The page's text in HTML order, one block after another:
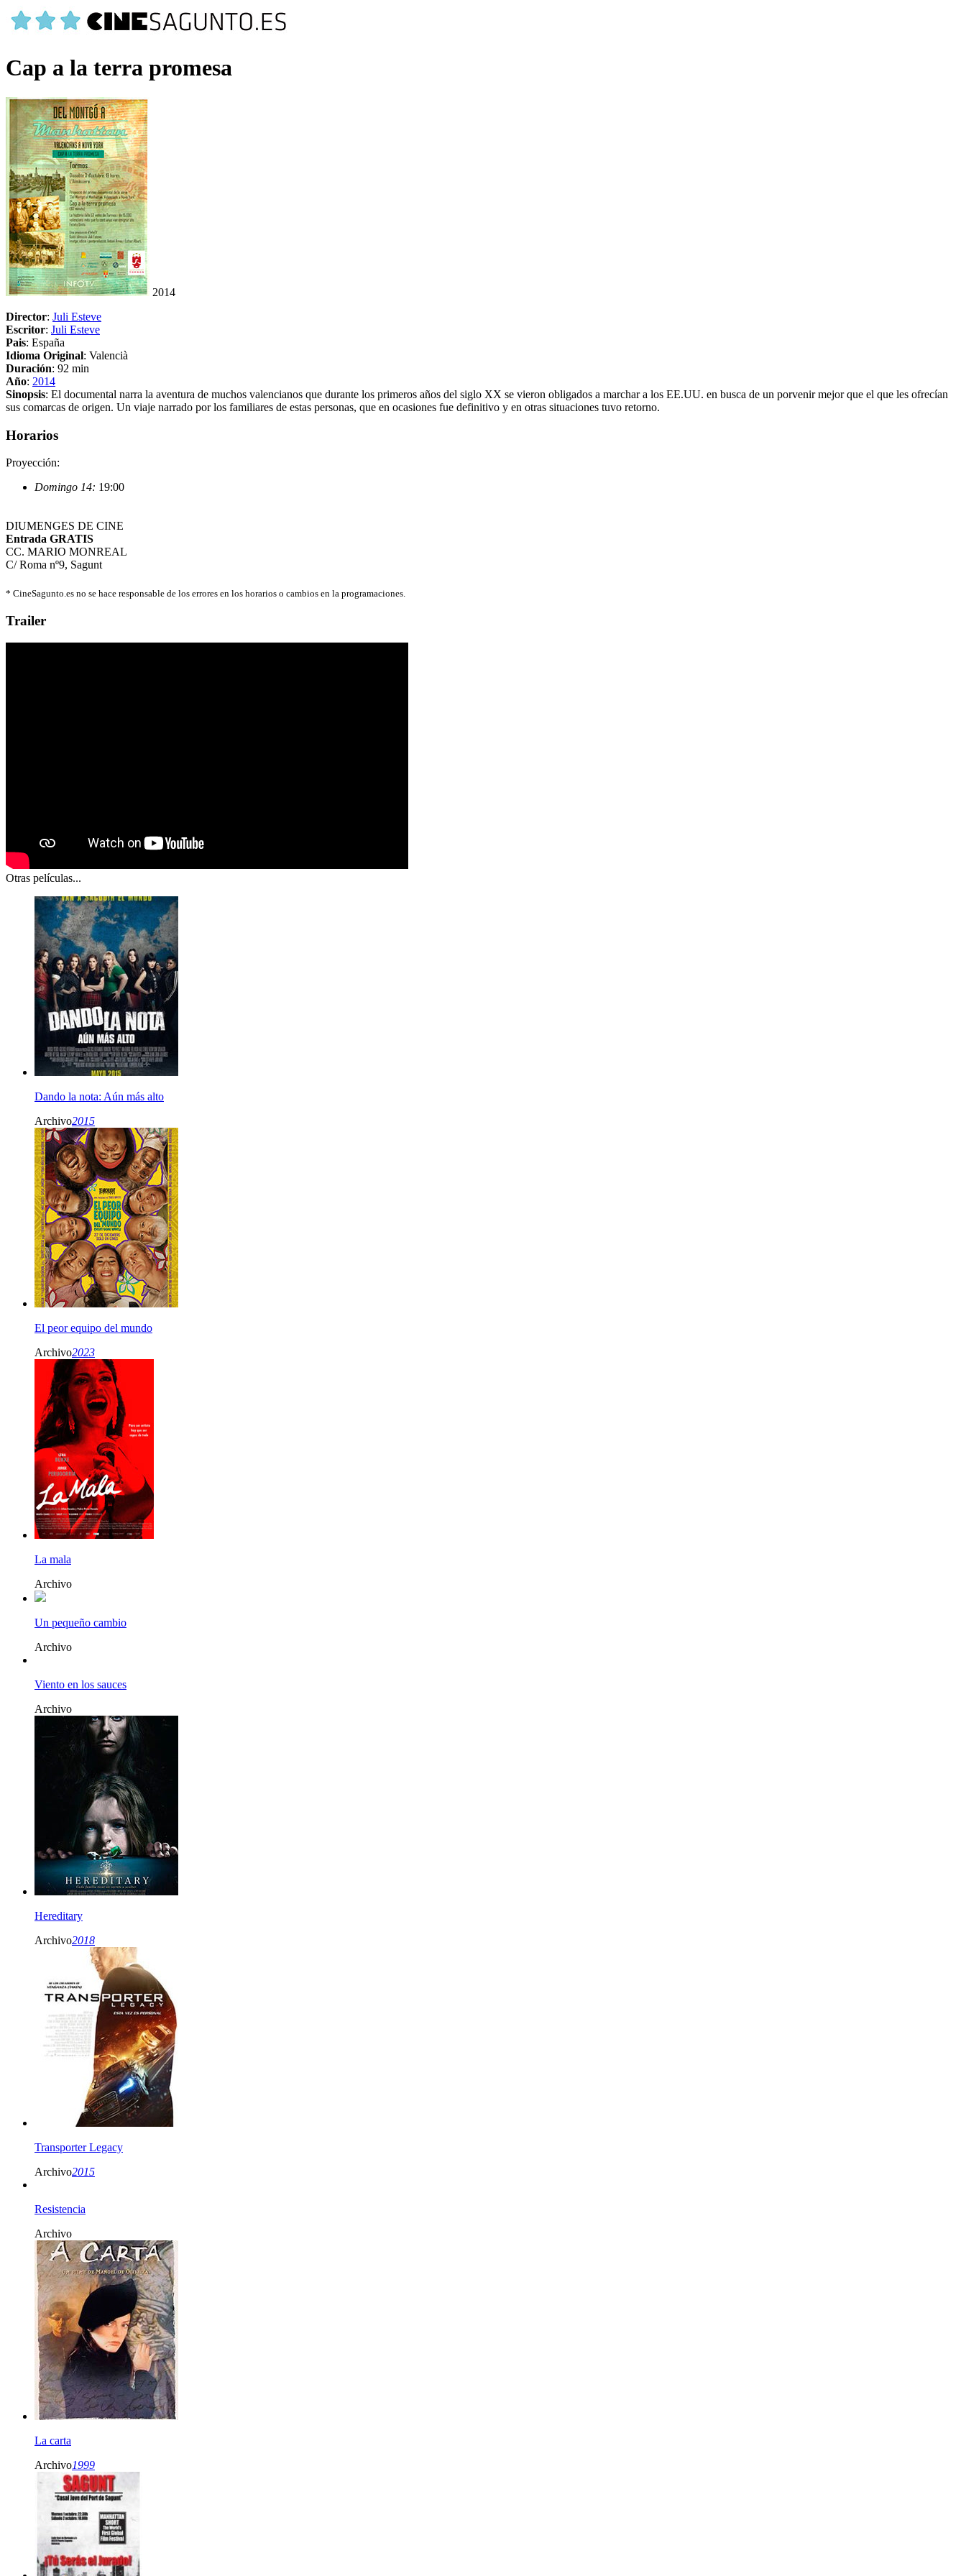
Cap a la terra promesa
2014
Director: Juli Esteve
Escritor: Juli Esteve
Pais: España
Idioma Original: Valencià
Duración: 92 min
Año: 2014
Sinopsis: El documental narra la aventura de muchos valencianos que durante los primeros años del siglo XX se vieron obligados a marchar a los EE.UU. en busca de un porvenir mejor que el que les ofrecían
sus comarcas de origen. Un viaje narrado por los familiares de estas personas, que en ocasiones fue definitivo y en otras situaciones tuvo retorno.
Horarios
Proyección:
Domingo 14: 19:00
DIUMENGES DE CINE
Entrada GRATIS
CC. MARIO MONREAL
C/ Roma nº9, Sagunt
* CineSagunto.es no se hace responsable de los errores en los horarios o cambios en la programaciones.
Trailer
Otras películas...
Dando la nota: Aún más alto
Archivo2015
El peor equipo del mundo
Archivo2023
La mala
Archivo
Un pequeño cambio
Archivo
Viento en los sauces
Archivo
Hereditary
Archivo2018
Transporter Legacy
Archivo2015
Resistencia
Archivo
La carta
Archivo1999